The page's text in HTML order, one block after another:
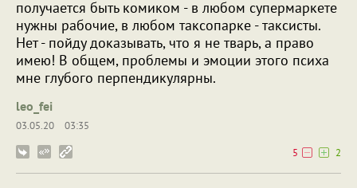
получается быть комиком - в любом супермаркете
нужны рабочие, в любом таксопарке - таксисты.
Нет - пойду доказывать, что я не тварь, а право
имею! В общем, проблемы и эмоции этого психа
мне глубого перпендикулярны.
leo_fei
03.05.20
03:35
5
2